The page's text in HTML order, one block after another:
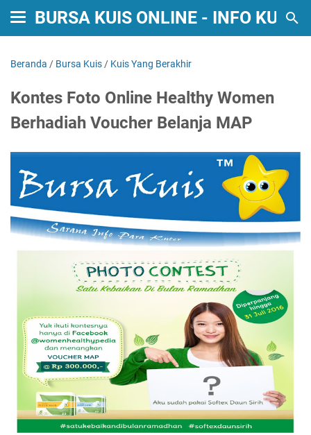
BURSA KUIS ONLINE - INFO KUIS
Beranda / Bursa Kuis / Kuis Yang Berakhir
Kontes Foto Online Healthy Women
Berhadiah Voucher Belanja MAP